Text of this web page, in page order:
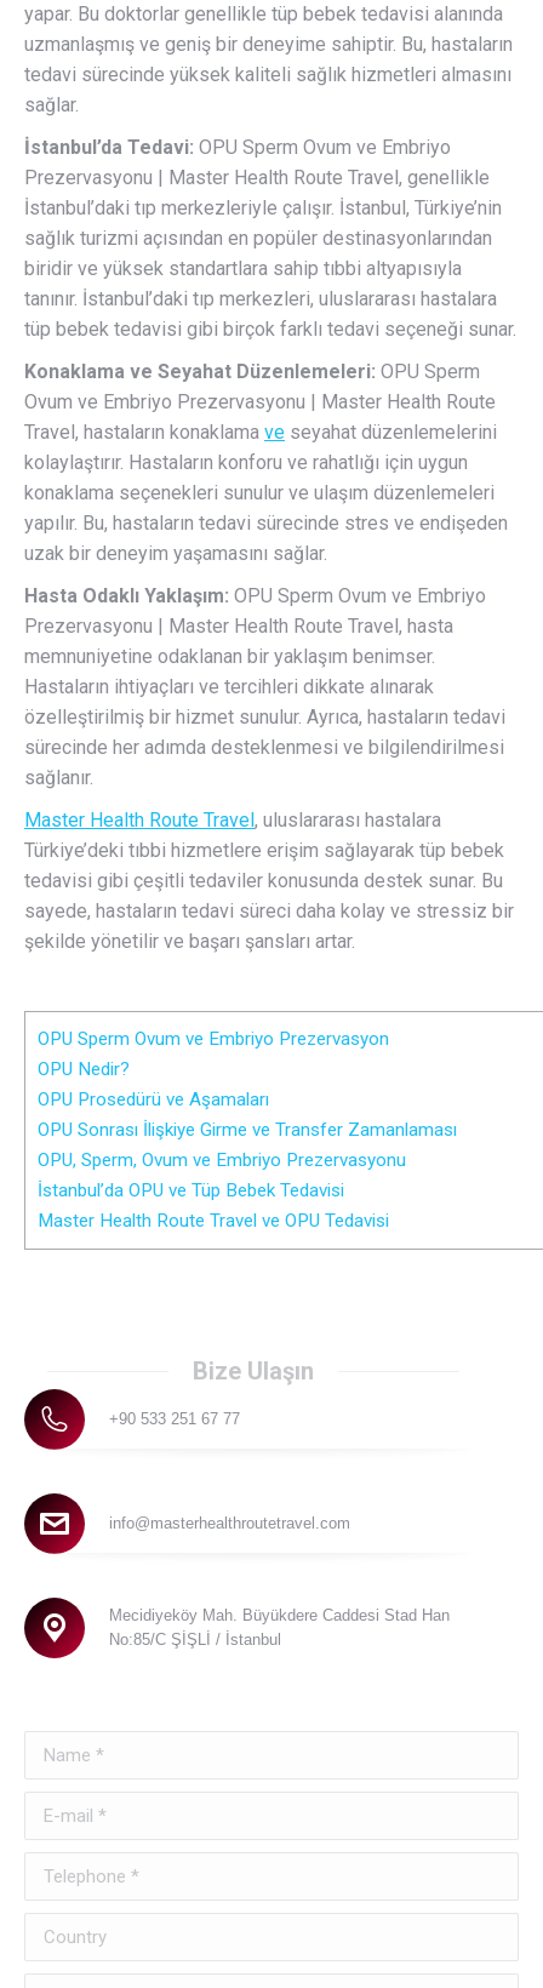
yapar. Bu doktorlar genellikle tüp bebek tedavisi alanında
uzmanlaşmış ve geniş bir deneyime sahiptir. Bu, hastaların
tedavi sürecinde yüksek kaliteli sağlık hizmetleri almasını
sağlar.
İstanbul’da Tedavi: OPU Sperm Ovum ve Embriyo
Prezervasyonu | Master Health Route Travel, genellikle
İstanbul’daki tıp merkezleriyle çalışır. İstanbul, Türkiye’nin
sağlık turizmi açısından en popüler destinasyonlarından
biridir ve yüksek standartlara sahip tıbbi altyapısıyla
tanınır. İstanbul’daki tıp merkezleri, uluslararası hastalara
tüp bebek tedavisi gibi birçok farklı tedavi seçeneği sunar.
Konaklama ve Seyahat Düzenlemeleri: OPU Sperm
Ovum ve Embriyo Prezervasyonu | Master Health Route
Travel, hastaların konaklama ve seyahat düzenlemelerini
kolaylaştırır. Hastaların konforu ve rahatlığı için uygun
konaklama seçenekleri sunulur ve ulaşım düzenlemeleri
yapılır. Bu, hastaların tedavi sürecinde stres ve endişeden
uzak bir deneyim yaşamasını sağlar.
Hasta Odaklı Yaklaşım: OPU Sperm Ovum ve Embriyo
Prezervasyonu | Master Health Route Travel, hasta
memnuniyetine odaklanan bir yaklaşım benimser.
Hastaların ihtiyaçları ve tercihleri dikkate alınarak
özelleştirilmiş bir hizmet sunulur. Ayrıca, hastaların tedavi
sürecinde her adımda desteklenmesi ve bilgilendirilmesi
sağlanır.
Master Health Route Travel, uluslararası hastalara
Türkiye’deki tıbbi hizmetlere erişim sağlayarak tüp bebek
tedavisi gibi çeşitli tedaviler konusunda destek sunar. Bu
sayede, hastaların tedavi süreci daha kolay ve stressiz bir
şekilde yönetilir ve başarı şansları artar.
OPU Sperm Ovum ve Embriyo Prezervasyon
OPU Nedir?
OPU Prosedürü ve Aşamaları
OPU Sonrası İlişkiye Girme ve Transfer Zamanlaması
OPU, Sperm, Ovum ve Embriyo Prezervasyonu
İstanbul’da OPU ve Tüp Bebek Tedavisi
Master Health Route Travel ve OPU Tedavisi
Bize Ulaşın
+90 533 251 67 77
info@masterhealthroutetravel.com
Mecidiyeköy Mah. Büyükdere Caddesi Stad Han
No:85/C ŞİŞLİ / İstanbul